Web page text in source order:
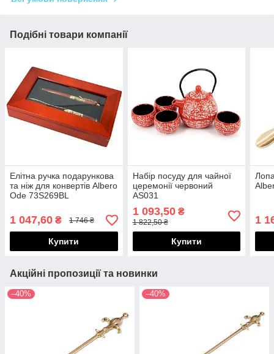
Подібні товари компанії
Елітна ручка подарункова
та ніж для конвертів Albero
Ode 73S269BL
1 047,60 ₴ 1 746 ₴
Купити
Набір посуду для чайної
церемонії червоний
AS031
1 093,50₴
1 822,50 ₴
Купити
1
Акційні пропозиції та новинки
–40% –40%